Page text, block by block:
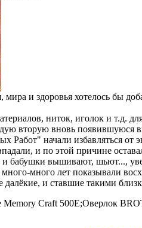
мира и здоровья хотелось бы
ниток, иголок и т.д.
вторую вновь появившуюся
Работ" начали избавляться от
и по этой причине
бабушки вышивают, шьют...,
много лет показывали
и ставшие такими
Memory Craft 500E;Оверлок